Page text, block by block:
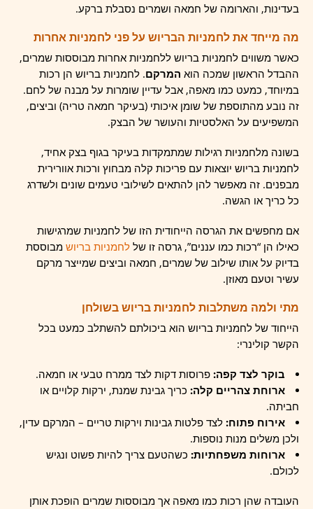
בעדינות, והארומה של חמאה ושמרים נסבלת ברקע.
מה מייחד את לחמניות הבריוש על פני לחמניות אחרות
כאשר משווים לחמניות בריוש ללחמניות אחרות מבוססות שמרים,
ההבדל הראשון שמכה הוא המרקם. לחמניות בריוש הן רכות
במיוחד, כמעט כמו מאפה, אבל עדיין שומרות על מבנה של לחם.
זה נובע מהתוספת של שומן איכותי (בעיקר חמאה טריה) וביצים,
המשפיעים על האלסטיות והעושר של הבצק.
בשונה מלחמניות רגילות שמתמקדות בעיקר בגוף בצק אחיד,
לחמניות בריוש יוצאות עם פריכות קלה מבחוץ ורכות אוורירית
מבפנים. זה מאפשר להן להתאים לשילובי טעמים שונים ולשדרג
כל כריך או הגשה.
אם מחפשים את הגרסה הייחודית הזו של לחמניות שמרגישות
כאילו הן “רכות כמו עננים”, גרסה זו של לחמניות בריוש מבוססת
בדיוק על אותו שילוב של שמרים, חמאה וביצים שמייצר מרקם
עשיר וטעם מאוזן.
מתי ולמה משתלבות לחמניות בריוש בשולחן
הייחוד של לחמניות בריוש הוא ביכולתם להשתלב כמעט בכל
הקשר קולינרי:
בוקר לצד קפה: פרוסות דקות לצד ממרח טבעי או חמאה.
ארוחת צהריים קלה: כריך גבינת שמנת, ירקות קלויים או
חביתה.
אירוח פתוח: לצד פלטות גבינות וירקות טריים – המרקם עדין,
ולכן משלים מנות נוספות.
ארוחות משפחתיות: כשהטעם צריך להיות פשוט ונגיש
לכולם.
העובדה שהן רכות כמו מאפה אך מבוססות שמרים הופכת אותן